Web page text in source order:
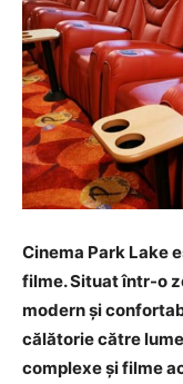
Cinema Park Lake
filme. Situat într-o
modern și
călătorie către
complexe și filme